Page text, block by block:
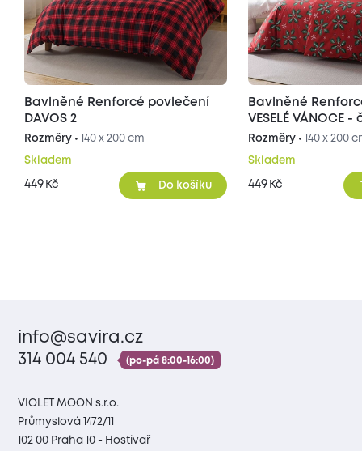
Bavlněné Renforcé povlečení
DAVOS 2
Rozměry • 140 x 200 cm
Skladem
449 Kč Do košíku
Bavlněné
VESELÉ VÁNOCE
Rozměry • 140 x 200
Skladem
449 Kč
info@savira.cz
314 004 540
(po-pá 8:00-16:00)
VIOLET MOON s.r.o.
Průmyslová 1472/11
102 00 Praha 10 - Hostivař